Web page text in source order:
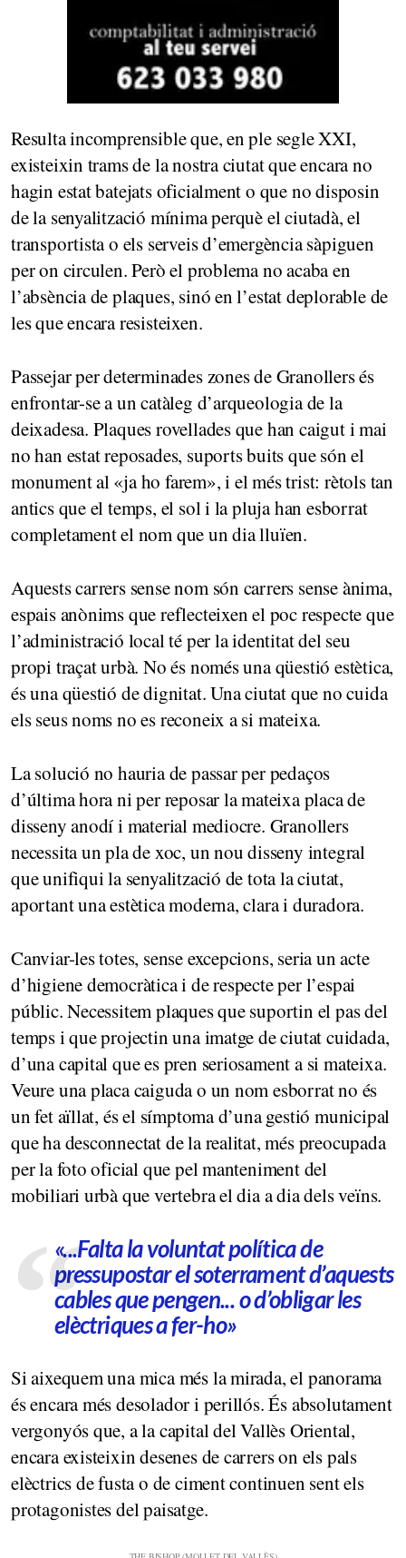
Resulta incomprensible que, en ple segle XXI,
existeixin trams de la nostra ciutat que encara no
hagin estat batejats oficialment o que no disposin
de la senyalització mínima perquè el ciutadà, el
transportista o els serveis d’emergència sàpiguen
per on circulen. Però el problema no acaba en
l’absència de plaques, sinó en l’estat deplorable de
les que encara resisteixen.
Passejar per determinades zones de Granollers és
enfrontar-se a un catàleg d’arqueologia de la
deixadesa. Plaques rovellades que han caigut i mai
no han estat reposades, suports buits que són el
monument al «ja ho farem», i el més trist: rètols tan
antics que el temps, el sol i la pluja han esborrat
completament el nom que un dia lluïen.
Aquests carrers sense nom són carrers sense ànima,
espais anònims que reflecteixen el poc respecte que
l’administració local té per la identitat del seu
propi traçat urbà. No és només una qüestió estètica,
és una qüestió de dignitat. Una ciutat que no cuida
els seus noms no es reconeix a si mateixa.
La solució no hauria de passar per pedaços
d’última hora ni per reposar la mateixa placa de
disseny anodí i material mediocre. Granollers
necessita un pla de xoc, un nou disseny integral
que unifiqui la senyalització de tota la ciutat,
aportant una estètica moderna, clara i duradora.
Canviar-les totes, sense excepcions, seria un acte
d’higiene democràtica i de respecte per l’espai
públic. Necessitem plaques que suportin el pas del
temps i que projectin una imatge de ciutat cuidada,
d’una capital que es pren seriosament a si mateixa.
Veure una placa caiguda o un nom esborrat no és
un fet aïllat, és el símptoma d’una gestió municipal
que ha desconnectat de la realitat, més preocupada
per la foto oficial que pel manteniment del
mobiliari urbà que vertebra el dia a dia dels veïns.
«...Falta la voluntat política de
pressupostar el soterrament d’aquests
cables que pengen... o d’obligar les
elèctriques a fer-ho»
Si aixequem una mica més la mirada, el panorama
és encara més desolador i perillós. És absolutament
vergonyós que, a la capital del Vallès Oriental,
encara existeixin desenes de carrers on els pals
elèctrics de fusta o de ciment continuen sent els
protagonistes del paisatge.